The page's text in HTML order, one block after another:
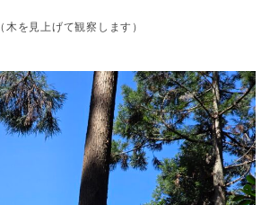
（木を見上げて観察します）